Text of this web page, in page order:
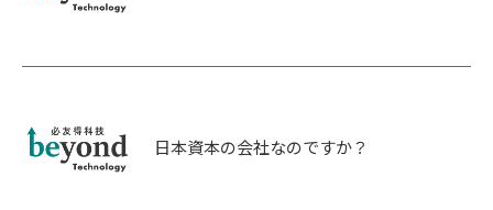
日本資本の会社なのですか？